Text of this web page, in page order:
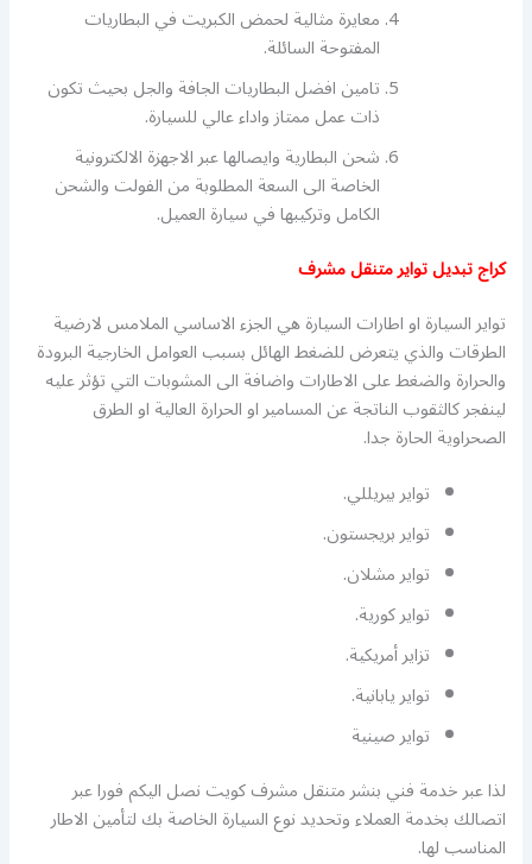
معايرة مثالية لحمض الكبريت في البطاريات
المفتوحة السائلة.
تامين افضل البطاريات الجافة والجل بحيث تكون
ذات عمل ممتاز واداء عالي للسيارة.
شحن البطارية وايصالها عبر الاجهزة الالكترونية
الخاصة الى السعة المطلوبة من الفولت والشحن
الكامل وتركيبها في سيارة العميل.
كراج تبديل تواير متنقل مشرف
تواير السيارة او اطارات السيارة هي الجزء الاساسي الملامس لارضية
الطرقات والذي يتعرض للضغط الهائل بسبب العوامل الخارجية البرودة
والحرارة والضغط على الاطارات واضافة الى المشوبات التي تؤثر عليه
لينفجر كالثقوب الناتجة عن المسامير او الحرارة العالية او الطرق
الصحراوية الحارة جدا.
تواير بيريللي.
تواير بريجستون.
تواير مشلان.
تواير كورية.
تزاير أمريكية.
تواير يابانية.
تواير صينية
لذا عبر خدمة فني بنشر متنقل مشرف كويت نصل اليكم فورا عبر
اتصالك بخدمة العملاء وتحديد نوع السيارة الخاصة بك لتأمين الاطار
المناسب لها.